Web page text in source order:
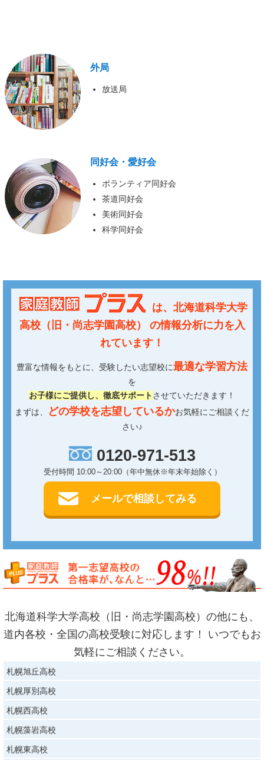
外局
放送局
同好会・愛好会
ボランティア同好会
茶道同好会
美術同好会
科学同好会
は、 北海道科学大学
高校（旧・尚志学園高校）
の情報分析に力を入
れています！
豊富な情報をもとに、受験したい志望校に最適な学習方法
を
お子様にご提供し、徹底サポートさせていただきます！
まずは、
どの学校を志望しているかお気軽にご相談くだ
さい♪
0120-971-513
受付時間 10:00～20:00（年中無休※年末年始除く）
メールで相談してみる
北海道科学大学高校（旧・尚志学園高校）の他にも、
道内各校・全国の高校受験に対応します！ いつでもお
気軽にご相談ください。
札幌旭丘高校
札幌厚別高校
札幌西高校
札幌藻岩高校
札幌東高校